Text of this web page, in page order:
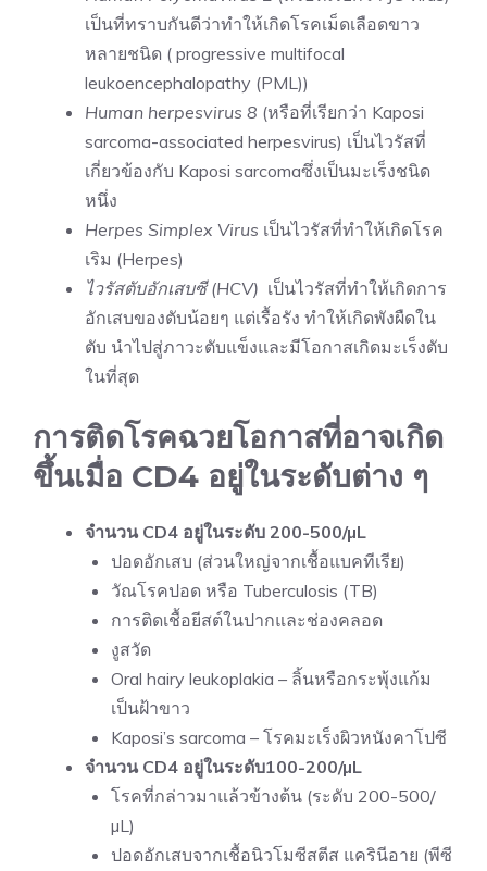
เป็นที่ทราบกันดีว่าทำให้เกิดโรคเม็ดเลือดขาว
หลายชนิด ( progressive multifocal
leukoencephalopathy (PML))
Human herpesvirus 8 (หรือที่เรียกว่า Kaposi
sarcoma-associated herpesvirus) เป็นไวรัสที่
เกี่ยวข้องกับ Kaposi sarcomaซึ่งเป็นมะเร็งชนิด
หนึ่ง
Herpes Simplex Virus เป็นไวรัสที่ทำให้เกิดโรค
เริม (Herpes)
ไวรัสตับอักเสบซี (HCV) เป็นไวรัสที่ทำให้เกิดการ
อักเสบของตับน้อยๆ แต่เรื้อรัง ทำให้เกิดพังผืดใน
ตับ นำไปสู่ภาวะตับแข็งและมีโอกาสเกิดมะเร็งตับ
ในที่สุด
การติดโรคฉวยโอกาสที่อาจเกิด
ขึ้นเมื่อ CD4 อยู่ในระดับต่าง ๆ
จำนวน CD4 อยู่ในระดับ 200-500/µL
ปอดอักเสบ (ส่วนใหญ่จากเชื้อแบคทีเรีย)
วัณโรคปอด หรือ Tuberculosis (TB)
การติดเชื้อยีสต์ในปากและช่องคลอด
งูสวัด
Oral hairy leukoplakia – ลิ้นหรือกระพุ้งแก้ม
เป็นฝ้าขาว
Kaposi’s sarcoma – โรคมะเร็งผิวหนังคาโปซี
จำนวน CD4 อยู่ในระดับ100-200/µL
โรคที่กล่าวมาแล้วข้างต้น (ระดับ 200-500/
µL)
ปอดอักเสบจากเชื้อนิวโมซีสตีส แครินีอาย (พีซี